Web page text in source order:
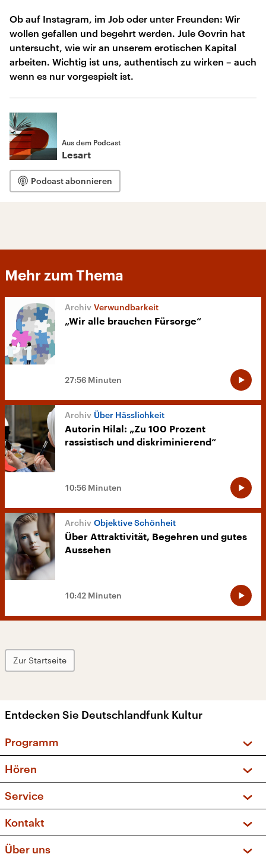
Ob auf Instagram, im Job oder unter Freunden: Wir
wollen gefallen und begehrt werden. Jule Govrin hat
untersucht, wie wir an unserem erotischen Kapital
arbeiten. Wichtig ist uns, authentisch zu wirken – auch
wenn es nur vorgespielt ist.
Aus dem Podcast
Lesart
Podcast abonnieren
Mehr zum Thema
Verwundbarkeit
„Wir alle brauchen Fürsorge“
27:56 Minuten
Über Hässlichkeit
Autorin Hilal: „Zu 100 Prozent
rassistisch und diskriminierend“
10:56 Minuten
Objektive Schönheit
Über Attraktivität, Begehren und gutes
Aussehen
10:42 Minuten
Zur Startseite
Entdecken Sie Deutschlandfunk Kultur
Programm
Sendungen und Podcasts
Musikliste
Kakadu – Das Kinderprogramm
Hören
Frequenzen (UKW + DAB+)
Service
FAQ
Apps
Kontakt
Über uns